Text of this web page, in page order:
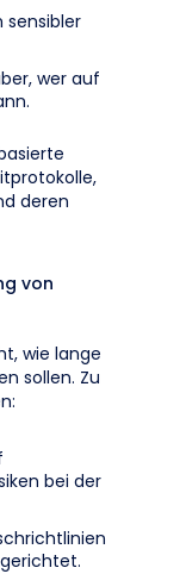
sensibler
wer auf
deren
von
wie lange
sollen. Zu
bei der